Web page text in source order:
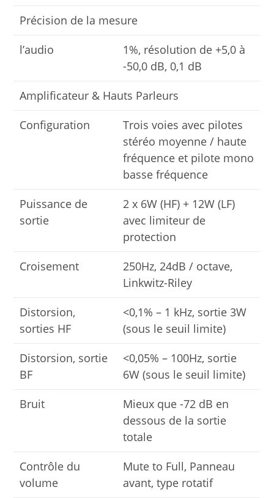
Précision de la mesure
l’audio
1%, résolution de +5,0 à
-50,0 dB, 0,1 dB
Amplificateur & Hauts Parleurs
Configuration
Trois voies avec pilotes
stéréo moyenne / haute
fréquence et pilote mono
basse fréquence
Puissance de
sortie
2 x 6W (HF) + 12W (LF)
avec limiteur de
protection
Croisement
250Hz, 24dB / octave,
Linkwitz-Riley
Distorsion,
sorties HF
<0,1% – 1 kHz, sortie 3W
(sous le seuil limite)
Distorsion, sortie
BF
<0,05% – 100Hz, sortie
6W (sous le seuil limite)
Bruit
Mieux que -72 dB en
dessous de la sortie
totale
Contrôle du
volume
Mute to Full, Panneau
avant, type rotatif